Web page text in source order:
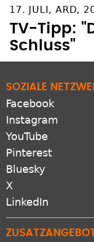
17. JULI, ARD,
TV-Tipp:
Schluss"
SOZIALE
Facebook
Instagram
YouTube
Pinterest
Bluesky
X
LinkedIn